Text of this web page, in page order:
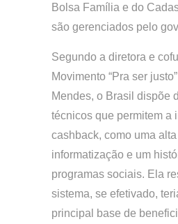
Bolsa Família e do
são gerenciados pelo
Segundo a diretora e
Movimento “Pra ser
Mendes, o Brasil dispõe
técnicos que permitem a
cashback, como uma
informatização e um
programas sociais. Ela
sistema, se efetivado,
principal base de